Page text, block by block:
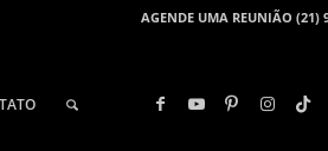
AGENDE UMA REUNIÃO (21)